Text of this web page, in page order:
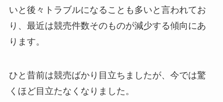
いと後々トラブルになることも多いと言われてお
り、最近は競売件数そのものが減少する傾向にあ
ります。
ひと昔前は競売ばかり目立ちましたが、今では驚
くほど目立たなくなりました。